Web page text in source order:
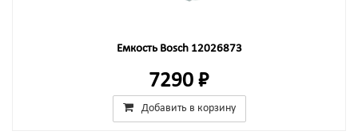
Емкость Bosch 12026873
7290 ₽
Добавить в корзину